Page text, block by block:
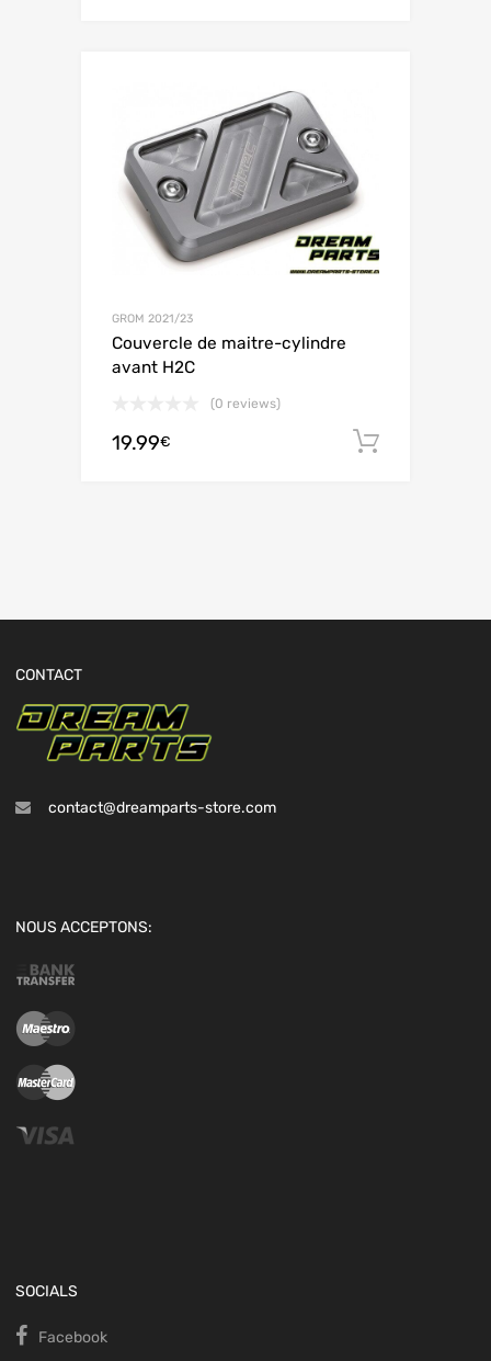
GROM 2021/23
Couvercle de maitre-cylindre
avant H2C
(0 reviews)
19.99€
CONTACT
contact@dreamparts-store.com
NOUS ACCEPTONS:
SOCIALS
Facebook